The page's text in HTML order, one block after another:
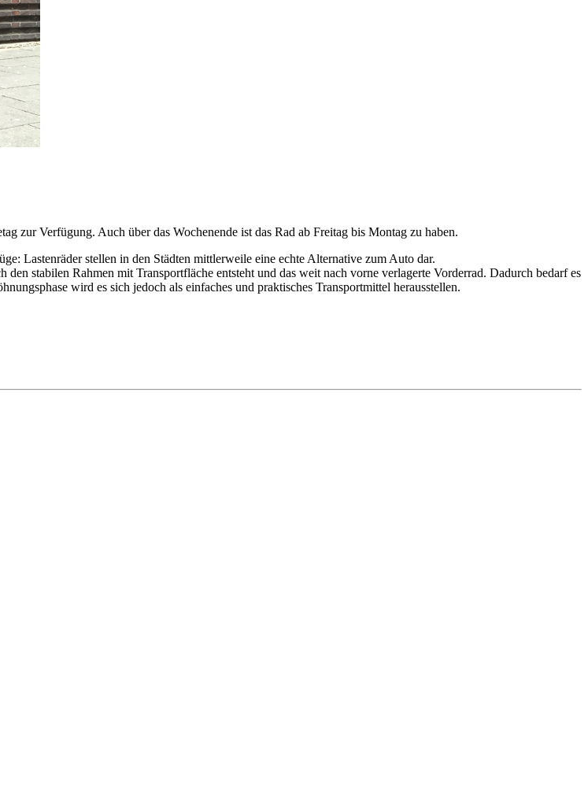
zur Verfügung. Auch über das Wochenende ist das Rad ab Freitag bis Montag zu haben.
Lastenräder stellen in den Städten mittlerweile eine echte Alternative zum Auto dar.
stabilen Rahmen mit Transportfläche entsteht und das weit nach vorne verlagerte Vorderrad. Dadurch bedarf es
wird es sich jedoch als einfaches und praktisches Transportmittel herausstellen.